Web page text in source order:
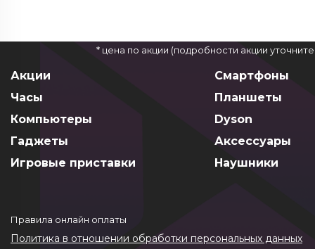
* цена по акции (подробности акции
Акции
Смартфоны
Часы
Планшеты
Компьютеры
Dyson
Гаджеты
Аксессуары
Игровые приставки
Наушники
Правила онлайн оплаты
Политика в отношении обработки персональных данных